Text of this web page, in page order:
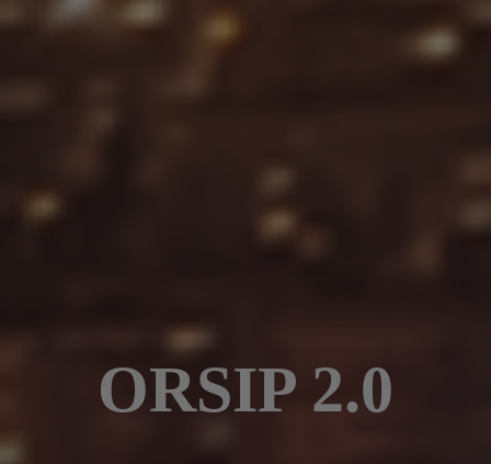
ORSIP 2.0